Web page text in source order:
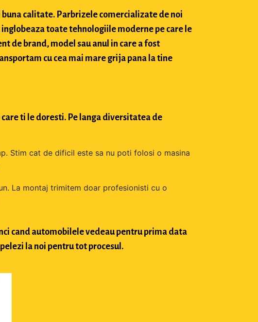
calitate. Parbrizele comercializate de noi
toate tehnologiile moderne pe care le
de brand, model sau anul in care a fost
cu cea mai mare grija pana la tine
ti le doresti. Pe langa diversitatea de
Stim cat de dificil este sa nu poti folosi o masina
La montaj trimitem doar profesionisti cu o
cand automobilele vedeau pentru prima data
la noi pentru tot procesul.